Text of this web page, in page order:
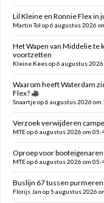
Lil Kleine en Ronnie Flex in
Martin Tol op 6 augustus 2026
Het Wapen van Middelie te
voortzetten
Kleine Kees op 6 augustus 2026
Waarom heeft Waterdam
Flex?
Snaartje op 6 augustus 2026 om
Verzoek verwijderen
MTE op 6 augustus 2026 om
Oproep voor booteigenaren
MTE op 6 augustus 2026 om
Buslijn 67 tussen
Florijs Jan op 5 augustus 2026